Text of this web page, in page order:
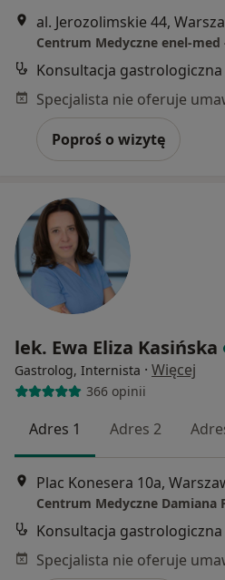
al. Jerozolimskie 44,
Centrum Medyczne enel-med
Konsultacja gastrologiczna
Poproś o wizytę
lek. Ewa Eliza Kasińska
Gastrolog, Internista · Więcej
366 opinii
Adres 1 Adres 2
Plac Konesera 10a,
Centrum Medyczne Damiana
Konsultacja gastrologiczna